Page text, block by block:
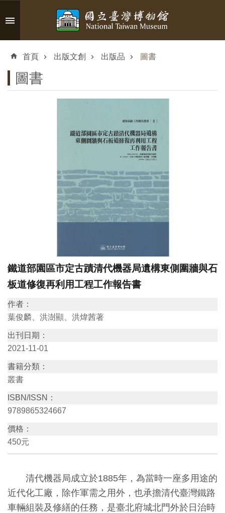
跳到主要內容區塊
搜
展
覽
資
訊
教
活
版
文
典
藏
首頁 出版文創 出版品 圖書
圖書
鐵道部園區市定古蹟清代機器局遺構東側圍牆與石
板道修復再利用工程工作報告書
作者：
葉俊麟、洪澍顯、洪煒茜著
出刊日期：
2021-11-01
書籍分類：
叢書
ISBN/ISSN：
9789865324667
價格：
450元
清代機器局成立於1885年，為當時一座多用途的
近代化工廠，除作軍需之用外，也承擔清代臺灣鐵路
車輛組裝及修繕的任務，是臺北府城北門外於日治時